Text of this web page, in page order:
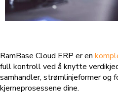
RamBase Cloud ERP er en
full kontroll ved å knytte
samhandler, strømlinjeformer og
kjerneprosessene dine.